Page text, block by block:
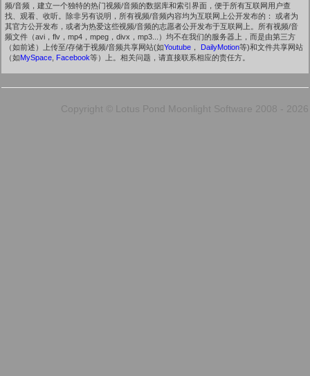
频/音频，建立一个独特的热门视频/音频的数据库和索引界面，便于所有互联网用户查
找、观看、收听。除非另有说明，所有视频/音频内容均为互联网上公开发布的： 或者为
其官方公开发布，或者为热爱这些视频/音频的志愿者公开发布于互联网上。所有视频/音
频文件（avi，flv，mp4，mpeg，divx，mp3...）均不在我们的服务器上，而是由第三方
（如前述）上传至/存储于视频/音频共享网站(如Youtube ， DailyMotion等)和文件共享网站
（如MySpace Facebook等）上。相关问题，请直接联系相应的责任方。
Copyright © Lotus Pond Moonlight Software 2008 - 2026